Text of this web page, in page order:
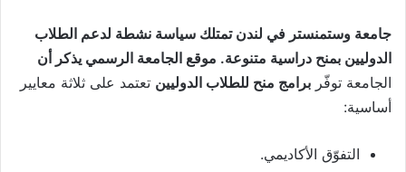
جامعة وستمنستر في لندن تمتلك سياسة نشطة لدعم الطلاب
الدوليين بمنح دراسية متنوعة. موقع الجامعة الرسمي يذكر أن
الجامعة توفّر برامج منح للطلاب الدوليين تعتمد على ثلاثة معايير
أساسية:
التفوّق الأكاديمي.